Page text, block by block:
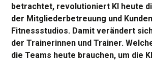
betrachtet, revolutioniert KI heute
der Mitgliederbetreuung und
Fitnessstudios. Damit verändert
der Trainerinnen und Trainer.
die Teams heute brauchen, um die